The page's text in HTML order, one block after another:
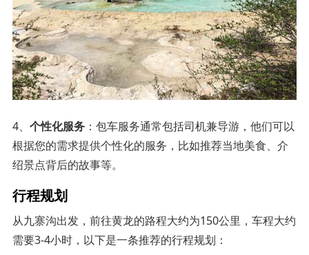
4、 个性化服务：包车服务通常包括司机兼导游，他们可以
根据您的需求提供个性化的服务，比如推荐当地美食、介
绍景点背后的故事等。
行程规划
从九寨沟出发，前往黄龙的路程大约为150公里，车程大约
需要3-4小时，以下是一条推荐的行程规划：